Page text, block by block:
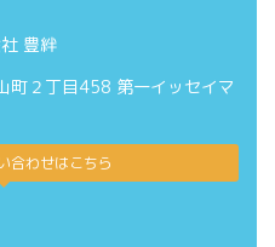
豊絆
２丁目458 第一イッセイマ
合わせはこちら